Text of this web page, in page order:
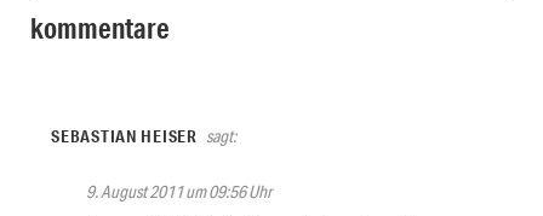
kommentare
SEBASTIAN HEISER sagt:
9. August 2011 um 09:56 Uhr